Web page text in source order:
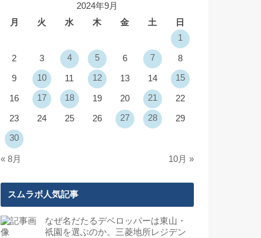
2024年9月
月
火 水 木 金 土
日
1
2 3 4 5 6 7 8
9 10 11 12 13 14 15
16 17 18 19 20 21 22
23 24 25 26 27 28 29
30
« 8月 10月 »
スムラボ人気記事
なぜ名だたるデベロッパーは東山・
祇園を選ぶのか。三菱地所レジデン